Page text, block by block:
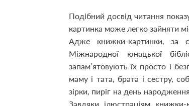
Подібний досвід читання
картинка може легко зайняти
Адже книжки-картинки, за
Міжнародної юнацької
запам’ятовують їх просто і
маму і тата, брата і сестру,
зірки, пиріг на день
Завдяки ілюстраціям